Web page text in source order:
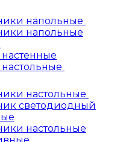
напольные
напольные
настольные
светодиодный
настольные